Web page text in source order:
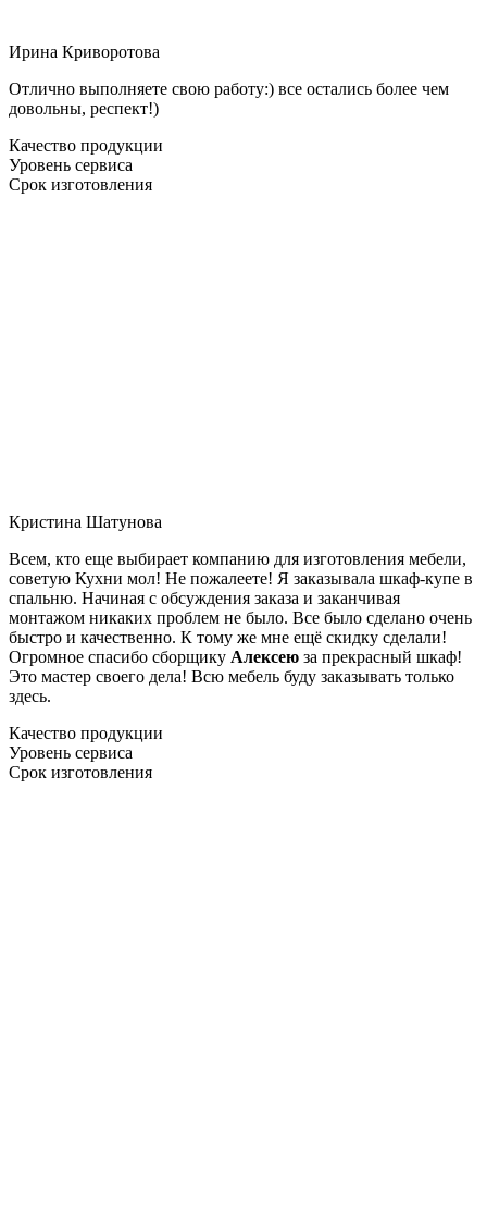
Ирина Криворотова
Отлично выполняете свою работу:) все остались более чем
довольны, респект!)
Качество продукции
Уровень сервиса
Срок изготовления
Кристина Шатунова
Всем, кто еще выбирает компанию для изготовления мебели,
советую Кухни мол! Не пожалеете! Я заказывала шкаф-купе в
спальню. Начиная с обсуждения заказа и заканчивая
монтажом никаких проблем не было. Все было сделано очень
быстро и качественно. К тому же мне ещё скидку сделали!
Огромное спасибо сборщику Алексею за прекрасный шкаф!
Это мастер своего дела! Всю мебель буду заказывать только
здесь.
Качество продукции
Уровень сервиса
Срок изготовления